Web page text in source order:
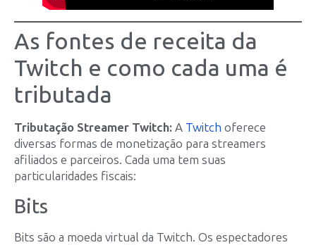
As fontes de receita da
Twitch e como cada uma é
tributada
Tributação Streamer Twitch: A Twitch oferece
diversas formas de monetização para streamers
afiliados e parceiros. Cada uma tem suas
particularidades fiscais:
Bits
Bits são a moeda virtual da Twitch. Os espectadores